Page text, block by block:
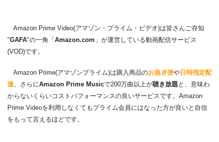
Amazon Prime Video(アマゾン・プライム・ビデオ)は皆さんご存知
"GAFA"の一角「Amazon.com 」が運営している動画配信サービス
(VOD)です。
Amazon Prime(アマゾンプライム)は購入商品のお急ぎ便や 日時指定配
達 、さらにAmazon Prime Musicで200万曲以上が聴き放題 と、意味わ
からないくらいコストパフォーマンスの良いサービスです。Amazon
Prime Videoを利用しなくてもプライム会員にはなった方が良いと自信
をもって言えるほどです。